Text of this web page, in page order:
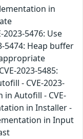
in
5476: Use
5474: Heap buffer
2023-5485:
- CVE-2023-
Autofill - CVE-
in Installer -
in Input